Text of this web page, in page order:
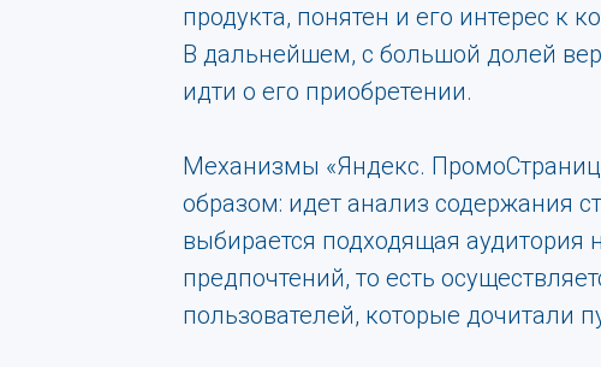
продукта, понятен и его интерес к
В дальнейшем, с большой долей
идти о его приобретении.
Механизмы «Яндекс.
образом: идет анализ содержания
выбирается подходящая аудитория
предпочтений, то есть
пользователей, которые дочитали